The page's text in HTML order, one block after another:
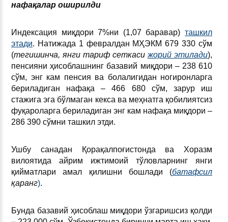
нафақалар оширилди
Индексация миқдори 7%ни (1,07 баравар)ташкил
этади. Натижада 1 февралдан МҲЭКМ 679 330 сўм
(тегишинча, янги тариф сеткасижорий этилади),
пенсияни ҳисоблашнинг базавий миқдори – 238 610
сўм, энг кам пенсия ва болалигидан ногиронларга
бериладиган нафақа – 466 680 сўм, зарур иш
стажига эга бўлмаган кекса ва меҳнатга қобилиятсиз
фуқароларга бериладиган энг кам нафақа миқдори –
286 390 сўмни ташкил этди.
Ушбу санадан Қорақалпоғистонда ва Хоразм
вилоятида айрим ижтимоий тўловларнинг янги
қийматлари амал қилишни бошлади (батафсил
қаранг).
Бунда базавий ҳисоблаш миқдори ўзгаришсиз қолди